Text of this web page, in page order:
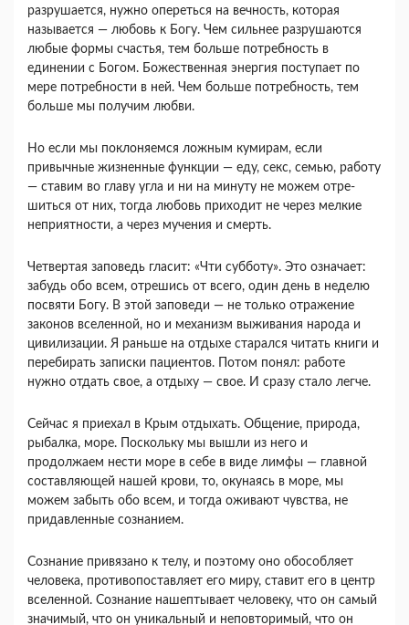
разрушается, нужно опереться на вечность, которая
называется — любовь к Богу. Чем сильнее разрушаются
любые формы счастья, тем больше потребность в
единении с Бо­гом. Божественная энергия поступает по
мере по­требности в ней. Чем больше потребность, тем
больше мы получим любви.
Но если мы поклоня­емся ложным кумирам, если
привычные жизнен­ные функции — еду, секс, семью, работу
— ста­вим во главу угла и ни на минуту не можем отре­
шиться от них, тогда любовь приходит не через мелкие
неприятности, а через мучения и смерть.
Четвертая заповедь гласит: «Чти субботу». Это означает:
забудь обо всем, отрешись от всего, один день в неделю
посвяти Богу. В этой запове­ди — не только отражение
законов вселенной, но и механизм выживания народа и
цивилизации. Я раньше на отдыхе старался читать книги и
пере­бирать записки пациентов. Потом понял: работе
нужно отдать свое, а отдыху — свое. И сразу ста­ло легче.
Сейчас я приехал в Крым отдыхать. Общение, природа,
рыбалка, море. Поскольку мы вышли из него и
продолжаем нести море в себе в виде лим­фы — главной
составляющей нашей крови, то, окунаясь в море, мы
можем забыть обо всем, и тогда оживают чувства, не
придавленные созна­нием.
Сознание привязано к телу, и поэтому оно обо­собляет
человека, противопоставляет его миру, ставит его в центр
вселенной. Сознание нашепты­вает человеку, что он самый
значимый, что он уникальный и неповторимый, что он